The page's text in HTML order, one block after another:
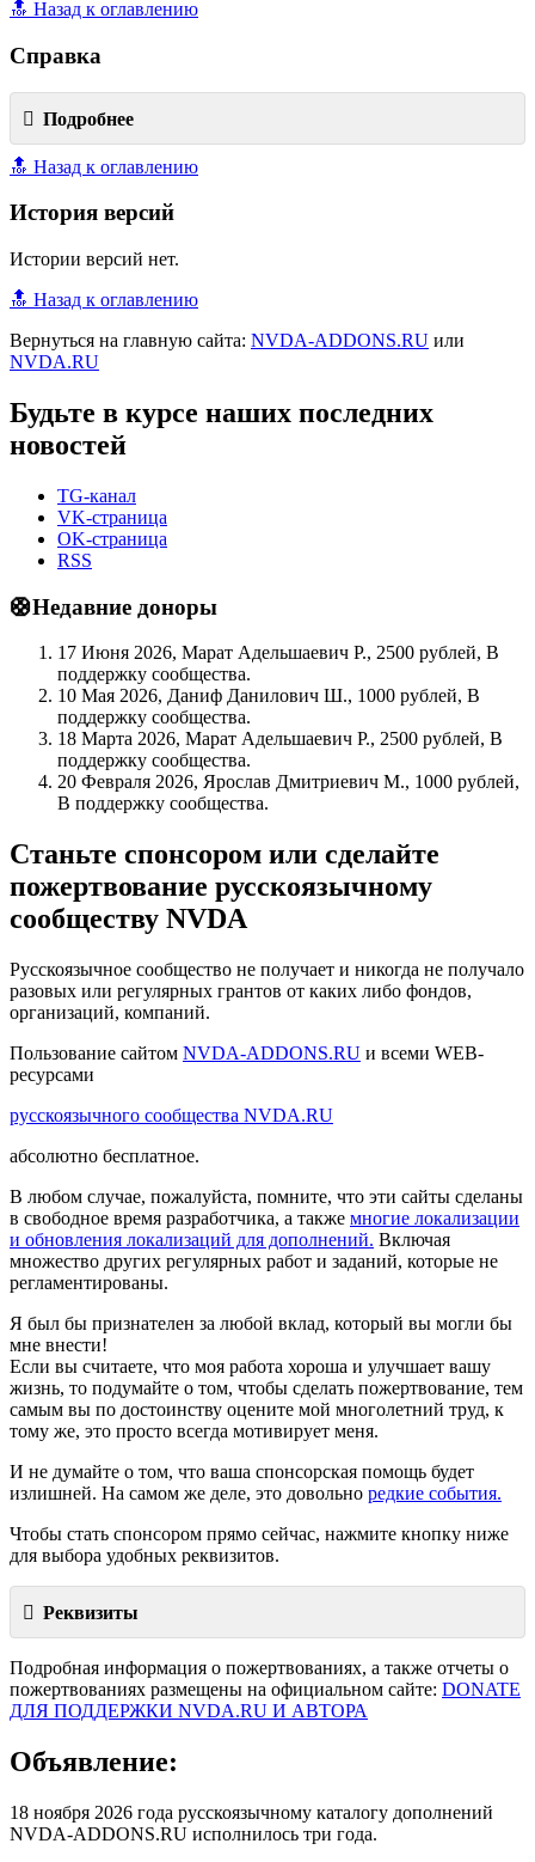
🔝 Назад к оглавлению
Справка
Подробнее
🔝 Назад к оглавлению
История версий
Истории версий нет.
🔝 Назад к оглавлению
Вернуться на главную сайта: NVDA-ADDONS.RU или
NVDA.RU
Будьте в курсе наших последних
новостей
TG-канал
VK-страница
OK-страница
RSS
🛟Недавние доноры
17 Июня 2026, Марат Адельшаевич Р., 2500 рублей, В
поддержку сообщества.
10 Мая 2026, Даниф Данилович Ш., 1000 рублей, В
поддержку сообщества.
18 Марта 2026, Марат Адельшаевич Р., 2500 рублей, В
поддержку сообщества.
20 Февраля 2026, Ярослав Дмитриевич М., 1000 рублей,
В поддержку сообщества.
Станьте спонсором или сделайте
пожертвование русскоязычному
сообществу NVDA
Русскоязычное сообщество не получает и никогда не получало
разовых или регулярных грантов от каких либо фондов,
организаций, компаний.
Пользование сайтом NVDA-ADDONS.RU и всеми WEB-
ресурсами
русскоязычного сообщества NVDA.RU
абсолютно бесплатное.
В любом случае, пожалуйста, помните, что эти сайты сделаны
в свободное время разработчика, а также многие локализации
и обновления локализаций для дополнений. Включая
множество других регулярных работ и заданий, которые не
регламентированы.
Я был бы признателен за любой вклад, который вы могли бы
мне внести!
Если вы считаете, что моя работа хороша и улучшает вашу
жизнь, то подумайте о том, чтобы сделать пожертвование, тем
самым вы по достоинству оцените мой многолетний труд, к
тому же, это просто всегда мотивирует меня.
И не думайте о том, что ваша спонсорская помощь будет
излишней. На самом же деле, это довольно редкие события.
Чтобы стать спонсором прямо сейчас, нажмите кнопку ниже
для выбора удобных реквизитов.
Реквизиты
Подробная информация о пожертвованиях, а также отчеты о
пожертвованиях размещены на официальном сайте: DONATE
ДЛЯ ПОДДЕРЖКИ NVDA.RU И АВТОРА
Объявление:
18 ноября 2026 года русскоязычному каталогу дополнений
NVDA-ADDONS.RU исполнилось три года.